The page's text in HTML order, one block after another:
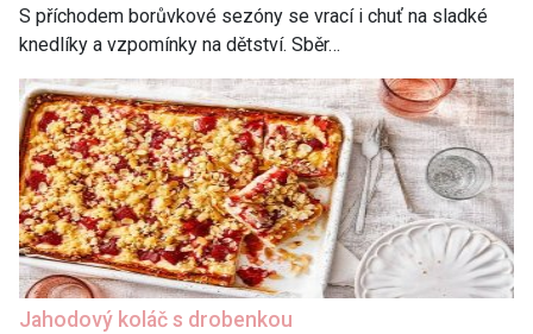
S příchodem borůvkové sezóny se vrací i chuť na sladké
knedlíky a vzpomínky na dětství. Sběr…
Jahodový koláč s drobenkou